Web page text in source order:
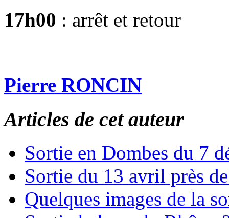
17h00 : arrêt et retour
Pierre RONCIN
Articles de cet auteur
Sortie en Dombes du 7
Sortie du 13 avril près
Quelques images de la